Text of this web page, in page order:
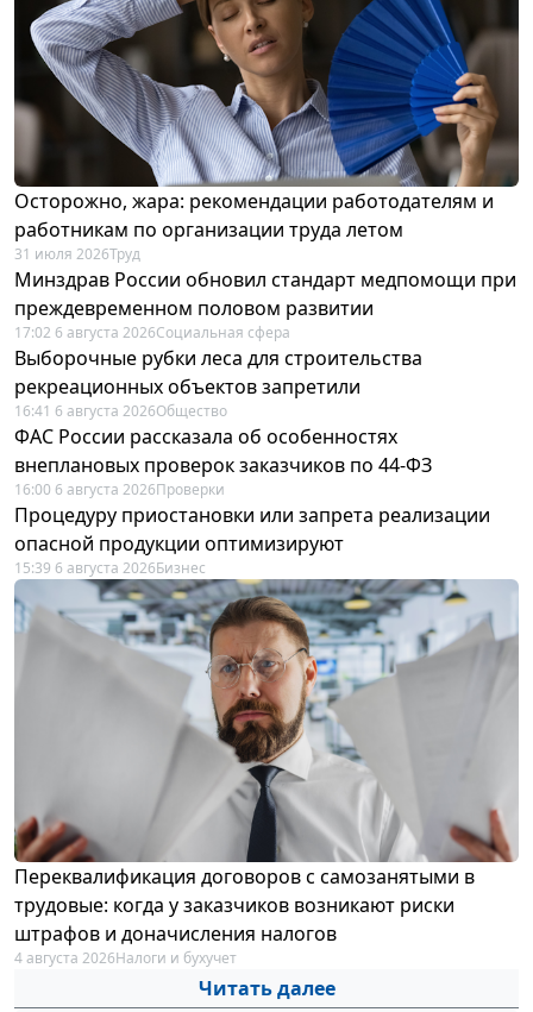
Осторожно, жара: рекомендации работодателям и
работникам по организации труда летом
31 июля 2026Труд
Минздрав России обновил стандарт медпомощи при
преждевременном половом развитии
17:02 6 августа 2026Социальная сфера
Выборочные рубки леса для строительства
рекреационных объектов запретили
16:41 6 августа 2026Общество
ФАС России рассказала об особенностях
внеплановых проверок заказчиков по 44-ФЗ
16:00 6 августа 2026Проверки
Процедуру приостановки или запрета реализации
опасной продукции оптимизируют
15:39 6 августа 2026Бизнес
Переквалификация договоров с самозанятыми в
трудовые: когда у заказчиков возникают риски
штрафов и доначисления налогов
4 августа 2026Налоги и бухучет
Читать далее